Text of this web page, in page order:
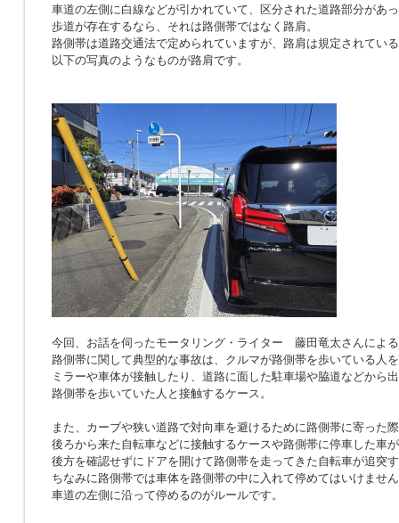
車道の左側に白線などが引かれていて、区分された道路部分があ
歩道が存在するなら、それは路側帯ではなく路肩。
路側帯は道路交通法で定められていますが、路肩は規定されてい
以下の写真のようなものが路肩です。
今回、お話を伺ったモータリング・ライター 藤田竜太さんによ
路側帯に関して典型的な事故は、クルマが路側帯を歩いている人
ミラーや車体が接触したり、道路に面した駐車場や脇道などから
路側帯を歩いていた人と接触するケース。
また、カーブや狭い道路で対向車を避けるために路側帯に寄った
後ろから来た自転車などに接触するケースや路側帯に停車した車
後方を確認せずにドアを開けて路側帯を走ってきた自転車が追突
ちなみに路側帯では車体を路側帯の中に入れて停めてはいけませ
車道の左側に沿って停めるのがルールです。